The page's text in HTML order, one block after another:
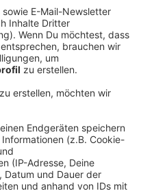
zu ihrem NEIN zur
13:58
neue Oper sei - Stand
Die aktuelle Oper
werde "nur den